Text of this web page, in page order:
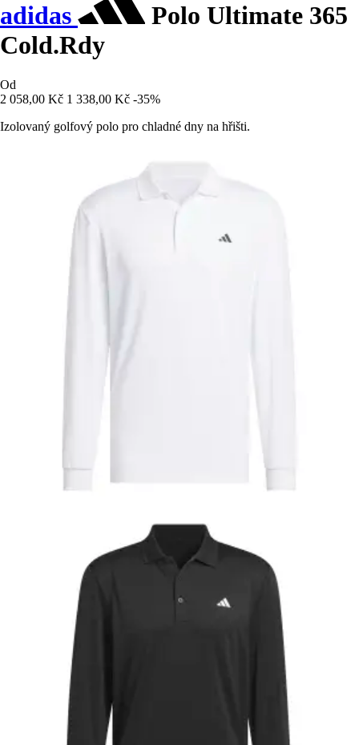
adidas
Polo Ultimate 365
Cold.Rdy
Od
2 058,00 Kč 1 338,00 Kč -35%
Izolovaný golfový polo pro chladné dny na hřišti.